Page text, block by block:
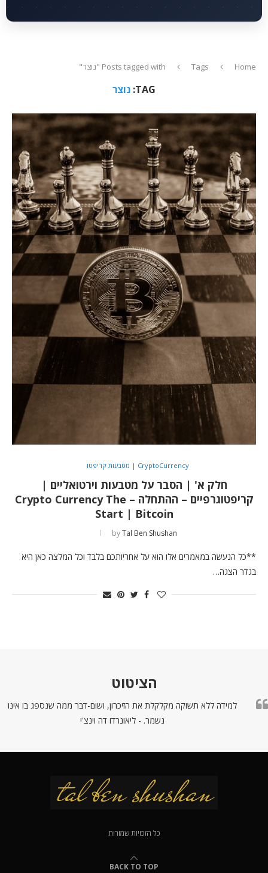
Home
Tags Posts tagged with "נוצר"
TAG: נוצר
CryptoCurrency | מטבעות קריפטו
חלק א' | הסבר על מטבעות וירטואליים |
קריפטוגרפיים – ההתחלה – Crypto Currency The
Start | Bitcoin
byTal Ben Shushan
**כל הנעשה במאמרים אלו הוא על אחריותכם בלבד וכל המלצה כאן היא
בגדר הצגה…
הציטוט
למידה ללא תשוקה מקלקלת את הזיכרון, ושום-דבר ממה שנספג בו אינו
נשמר. - ליאונרדו דה וינצ'י
כל הזכויות שמורות
BACK TO TOP